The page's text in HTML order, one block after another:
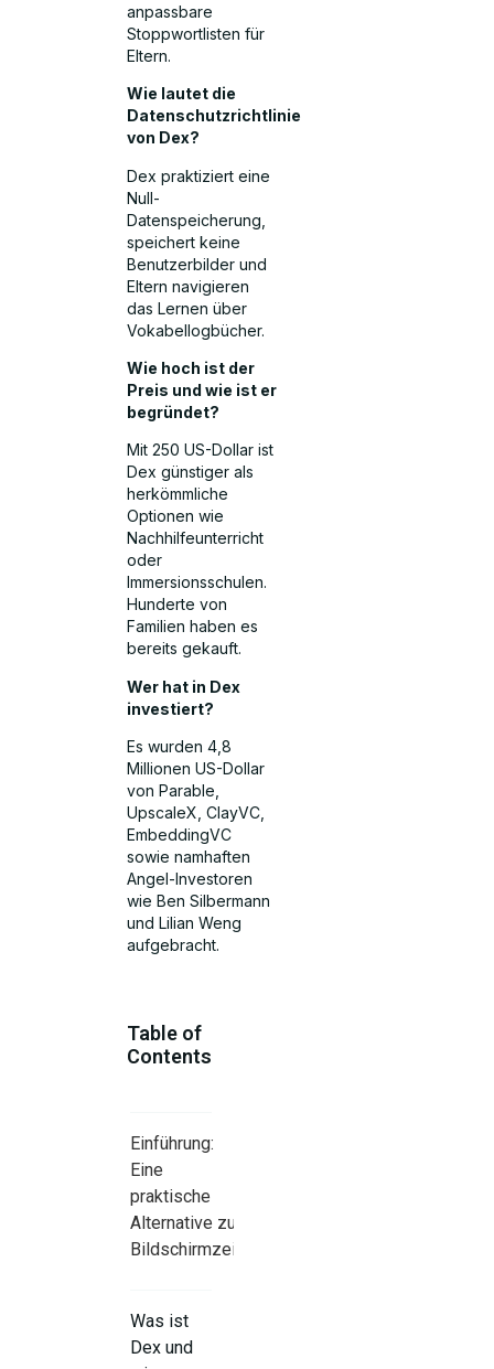
anpassbare
Stoppwortlisten für
Eltern.
Wie lautet die
Datenschutzrichtlinie
von Dex?
Dex praktiziert eine
Null-
Datenspeicherung,
speichert keine
Benutzerbilder und
Eltern navigieren
das Lernen über
Vokabellogbücher.
Wie hoch ist der
Preis und wie ist er
begründet?
Mit 250 US-Dollar ist
Dex günstiger als
herkömmliche
Optionen wie
Nachhilfeunterricht
oder
Immersionsschulen.
Hunderte von
Familien haben es
bereits gekauft.
Wer hat in Dex
investiert?
Es wurden 4,8
Millionen US-Dollar
von Parable,
UpscaleX, ClayVC,
EmbeddingVC
sowie namhaften
Angel-Investoren
wie Ben Silbermann
und Lilian Weng
aufgebracht.
Table of
Contents
Einführung:
Eine
praktische
Alternative zur
Bildschirmzeit
Was ist
Dex und